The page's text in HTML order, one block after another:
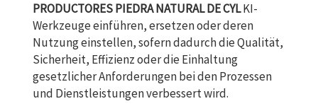
PRODUCTORES PIEDRA NATURAL DE CYLKI-
Werkzeuge einführen, ersetzen oder deren
Nutzung einstellen, sofern dadurch die Qualität,
Sicherheit, Effizienz oder die Einhaltung
gesetzlicher Anforderungen bei den Prozessen
und Dienstleistungen verbessert wird.